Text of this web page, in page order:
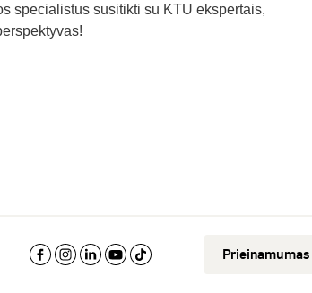
specialistus susitikti su KTU ekspertais,
Prieinamumas